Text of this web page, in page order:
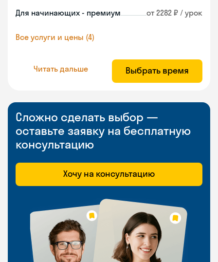
Для начинающих - премиум от 2282 ₽ / урок
Все услуги и цены (4)
Читать дальше Выбрать время
Сложно сделать выбор —
оставьте заявку на бесплатную
консультацию
Хочу на консультацию